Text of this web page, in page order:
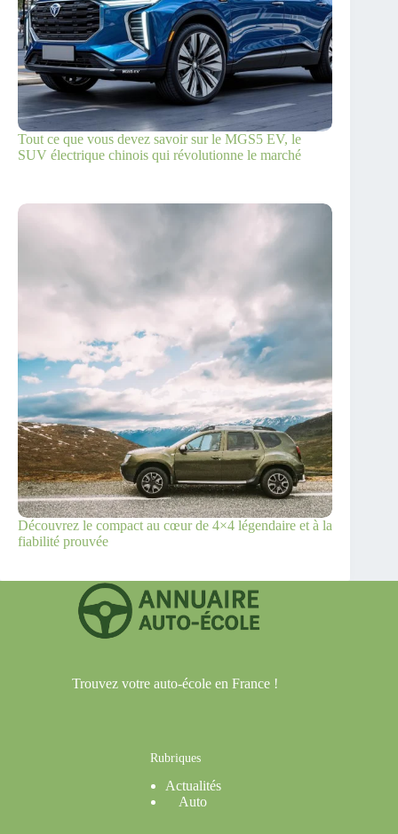
Tout ce que vous devez savoir sur le MGS5 EV, le
SUV électrique chinois qui révolutionne le marché
Découvrez le compact au cœur de 4×4 légendaire et à la
fiabilité prouvée
Trouvez votre auto-école en France !
Rubriques
Actualités
Auto